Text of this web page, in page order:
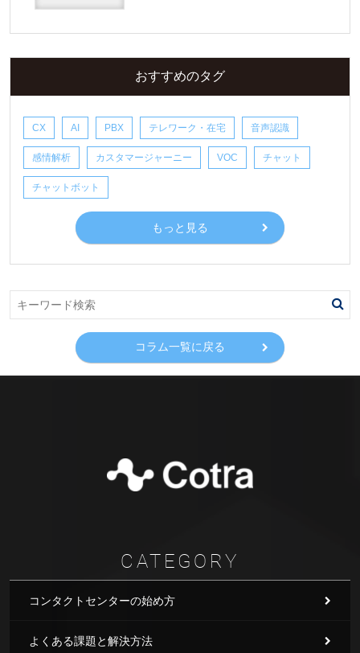
おすすめのタグ
CX AI PBX テレワーク・在宅 音声認識
感情解析 カスタマージャーニー VOC チャット
チャットボット
もっと見る
コラム一覧に戻る
CATEGORY
コンタクトセンターの始め方
よくある課題と解決方法